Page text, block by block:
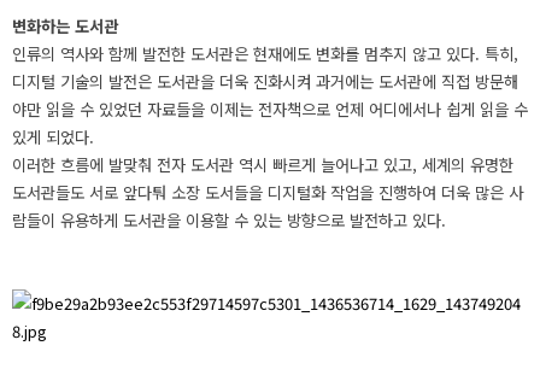
변화하는 도서관
인류의 역사와 함께 발전한 도서관은 현재에도 변화를 멈추지 않고 있다. 특히,
디지털 기술의 발전은 도서관을 더욱 진화시켜 과거에는 도서관에 직접 방문해
야만 읽을 수 있었던 자료들을 이제는 전자책으로 언제 어디에서나 쉽게 읽을 수
있게 되었다.
이러한 흐름에 발맞춰 전자 도서관 역시 빠르게 늘어나고 있고, 세계의 유명한
도서관들도 서로 앞다퉈 소장 도서들을 디지털화 작업을 진행하여 더욱 많은 사
람들이 유용하게 도서관을 이용할 수 있는 방향으로 발전하고 있다.